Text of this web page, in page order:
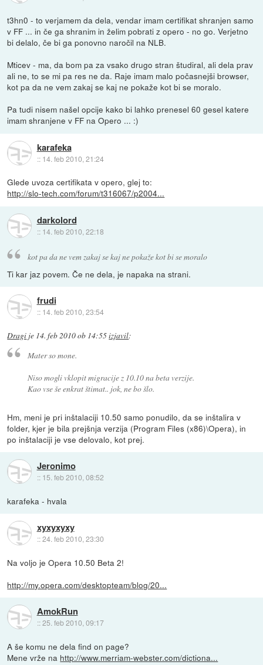
t3hn0 - to verjamem da dela, vendar imam certifikat shranjen samo
v FF ... in če ga shranim in želim pobrati z opero - no go. Verjetno
bi delalo, če bi ga ponovno naročil na NLB.
Mticev - ma, da bom pa za vsako drugo stran študiral, ali dela prav
ali ne, to se mi pa res ne da. Raje imam malo počasnejši browser,
kot pa da ne vem zakaj se kaj ne pokaže kot bi se moralo.
Pa tudi nisem našel opcije kako bi lahko prenesel 60 gesel katere
imam shranjene v FF na Opero ... :)
karafeka
:: 14. feb 2010, 21:24
Glede uvoza certifikata v opero, glej to:
http://slo-tech.com/forum/t316067/p2004...
darkolord
:: 14. feb 2010, 22:18
kot pa da ne vem zakaj se kaj ne pokaže kot bi se moralo
Ti kar jaz povem. Če ne dela, je napaka na strani.
frudi
:: 14. feb 2010, 23:54
Dragi je 14. feb 2010 ob 14:55izjavil:
Mater so mone.
Niso mogli vklopit migracije z 10.10 na beta verzije.
Kao vse še enkrat štimat.. jok, ne bo šlo.
Hm, meni je pri inštalaciji 10.50 samo ponudilo, da se inštalira v
folder, kjer je bila prejšnja verzija (Program Files (x86)\Opera), in
po inštalaciji je vse delovalo, kot prej.
Jeronimo
:: 15. feb 2010, 08:52
karafeka - hvala
xyxyxyxy
::24. feb 2010, 23:30
Na voljo je Opera 10.50 Beta 2!
http://my.opera.com/desktopteam/blog/20...
AmokRun
::25. feb 2010, 09:17
A še komu ne dela find on page?
Mene vrže na http://www.merriam-webster.com/dictiona...